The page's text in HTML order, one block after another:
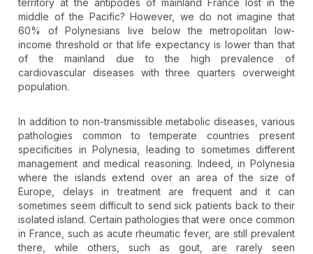
territory at the antipodes of mainland France lost in the
middle of the Pacific? However, we do not imagine that
60% of Polynesians live below the metropolitan low-
income threshold or that life expectancy is lower than that
of the mainland due to the high prevalence of
cardiovascular diseases with three quarters overweight
population.
In addition to non-transmissible metabolic diseases, various
pathologies common to temperate countries present
specificities in Polynesia, leading to sometimes different
management and medical reasoning. Indeed, in Polynesia
where the islands extend over an area of the size of
Europe, delays in treatment are frequent and it can
sometimes seem difficult to send sick patients back to their
isolated island. Certain pathologies that were once common
in France, such as acute rheumatic fever, are still prevalent
there, while others, such as gout, are rarely seen